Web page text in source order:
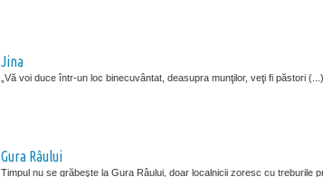
Jina
„Vă voi duce într-un loc binecuvântat, deasupra munţilor, veţi fi păstori (...)
Gura Râului
Timpul nu se grăbeşte la Gura Râului, doar localnicii zoresc cu treburile